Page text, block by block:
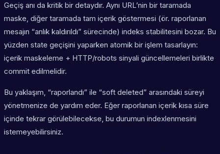
Geçiş anı da kritik bir detaydır. Aynı URL’nin bir taramada
maske, diğer taramada tam içerik göstermesi (ör. raporlanan
mesajın “anlık kaldırıldı” sürecinde) indeks stabilitesini bozar. Bu
yüzden state geçişini yaparken atomik bir işlem tasarlayın:
içerik maskeleme + HTTP/robots sinyali güncellemeleri birlikte
commit edilmelidir.
Bu yaklaşım, “raporlandı” ile “soft deleted” arasındaki süreyi
yönetmenize de yardım eder. Eğer raporlanan içerik kısa süre
içinde tekrar görülebilecekse, bu durumun indexlenmesini
istemeyebilirsiniz.